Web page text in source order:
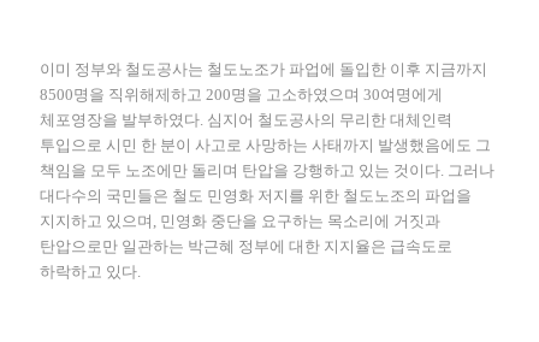
이미 정부와 철도공사는 철도노조가 파업에 돌입한 이후 지금까지
8500명을 직위해제하고 200명을 고소하였으며 30여명에게
체포영장을 발부하였다. 심지어 철도공사의 무리한 대체인력
투입으로 시민 한 분이 사고로 사망하는 사태까지 발생했음에도 그
책임을 모두 노조에만 돌리며 탄압을 강행하고 있는 것이다. 그러나
대다수의 국민들은 철도 민영화 저지를 위한 철도노조의 파업을
지지하고 있으며, 민영화 중단을 요구하는 목소리에 거짓과
탄압으로만 일관하는 박근혜 정부에 대한 지지율은 급속도로
하락하고 있다.